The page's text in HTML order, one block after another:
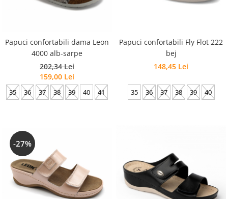
Papuci confortabili dama Leon
4000 alb-sarpe
202,34 Lei
159,00 Lei
35 36 37 38 39 40 41
Papuci confortabili Fly Flot 222
bej
148,45 Lei
35 36 37 38 39 40
-27%